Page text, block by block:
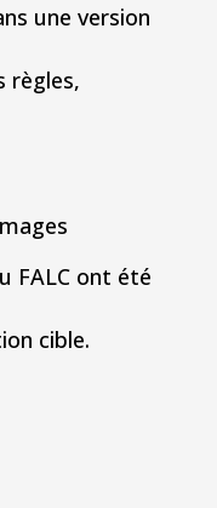
une version
règles,
FALC ont été
cible.